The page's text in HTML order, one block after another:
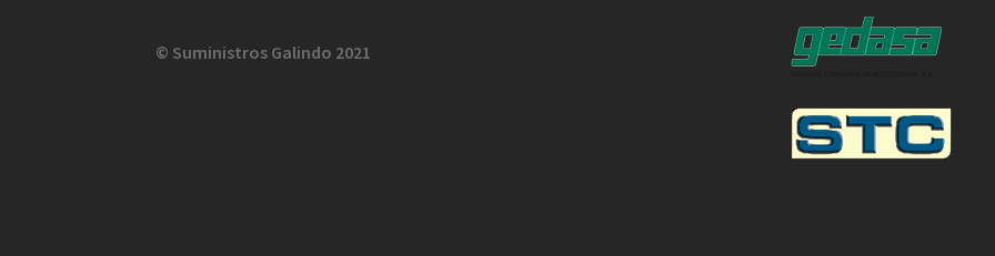
© Suministros Galindo 2021